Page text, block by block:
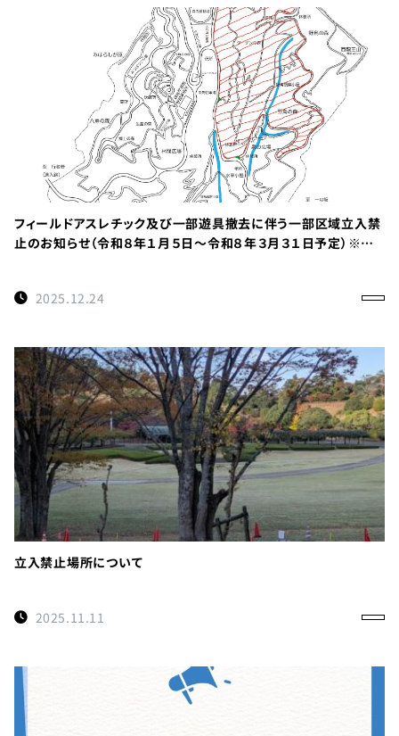
フィールドアスレチック及び一部遊具撤去に伴う一部区域立入禁
止のお知らせ（令和８年１月５日～令和８年３月３１日予定）※重
2025.12.24
立入禁止場所について
2025.11.11